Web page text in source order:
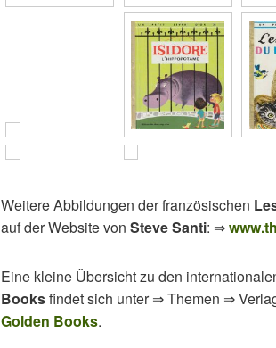
Weitere Abbildungen der französischen
auf der Website von Steve Santi: ⇒
Eine kleine Übersicht zu den
Booksfindet sich unter ⇒ Themen ⇒
Golden Books.